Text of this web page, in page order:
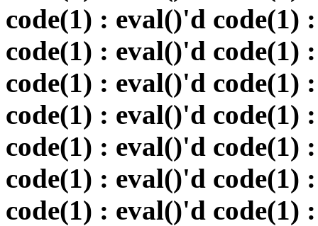
code(1) : eval()'d code(1)
code(1) : eval()'d code(1)
code(1) : eval()'d code(1)
code(1) : eval()'d code(1)
code(1) : eval()'d code(1)
code(1) : eval()'d code(1)
code(1) : eval()'d code(1)